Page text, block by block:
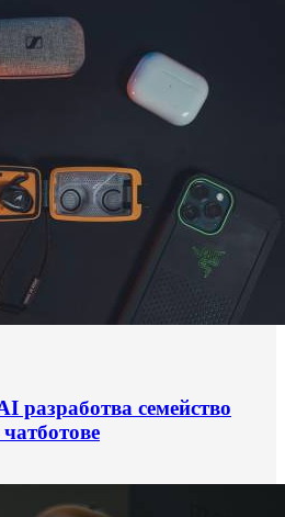
разработва семейство
чатботове